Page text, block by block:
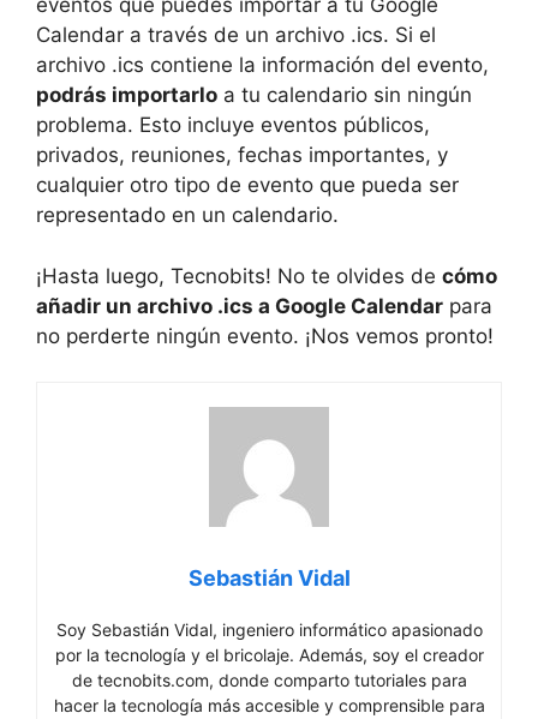
eventos que puedes importar a tu Google
Calendar a través de un archivo .ics. Si el
archivo .ics contiene la información del evento,
podrás importarlo a tu calendario sin ningún
problema. Esto incluye eventos públicos,
privados, reuniones, fechas importantes, y
cualquier otro tipo de evento que pueda ser
representado en un calendario.
¡Hasta luego, Tecnobits! No te olvides de cómo
añadir un archivo .ics a Google Calendar para
no perderte ningún evento. ¡Nos vemos pronto!
Sebastián Vidal
Soy Sebastián Vidal, ingeniero informático apasionado
por la tecnología y el bricolaje. Además, soy el creador
de tecnobits.com, donde comparto tutoriales para
hacer la tecnología más accesible y comprensible para